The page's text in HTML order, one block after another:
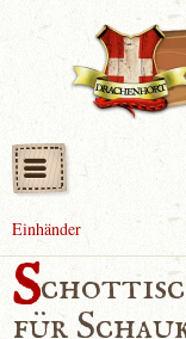
Einhänder
S
für